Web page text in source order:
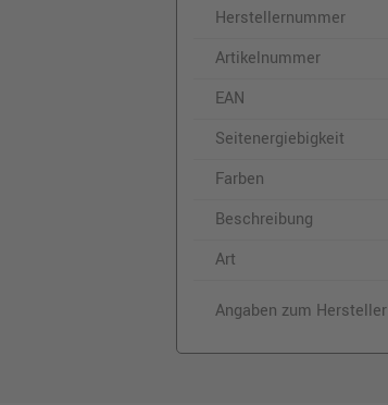
Herstellernummer
Artikelnummer
EAN
Seitenergiebigkeit
Farben
Beschreibung
Art
Angaben zum Hersteller